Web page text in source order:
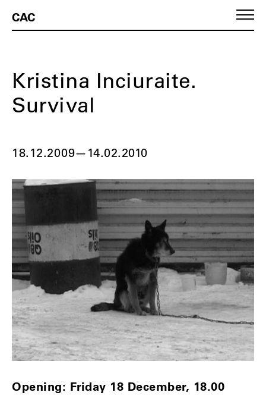
CAC
Kristina Inciuraite.
Survival
18.12.2009— 14.02.2010
Opening: Friday 18 December, 18.00